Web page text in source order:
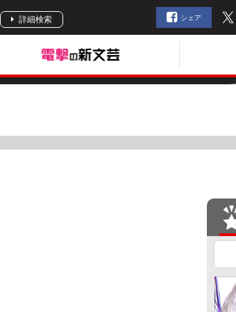
詳細検索 シェア